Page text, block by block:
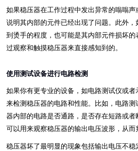
如果稳压器在工作过程中发出异常的嗡嗡
说明其内部的元件已经出现了问题。此外
到烫手的程度，也可能是其内部元件损坏的
过观察和触摸稳压器来直接感知到的。
使用测试设备进行电路检测
如果你有更专业的设备，如电路测试仪或者
来检测稳压器的电路和性能。比如，电路
器内部的电路是否通路，是否存在短路或者
可以用来观察稳压器的输出电压波形，从而
稳压器坏了最明显的现象包括输出电压不